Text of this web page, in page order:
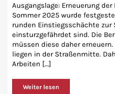
Ausgangslage: Erneuerung
Sommer 2025 wurde
runden Einstiegsschächte
einsturzgefährdet sind. Die
müssen diese daher
liegen in der Straßenmitte.
Arbeiten [...]
Weiter lesen